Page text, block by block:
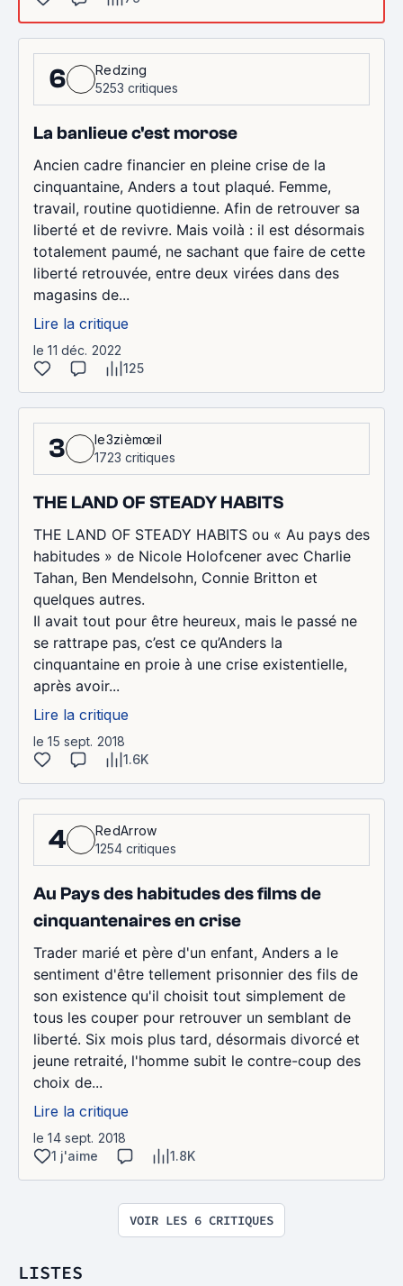
6
Redzing
5253 critiques
La banlieue c'est morose
Ancien cadre financier en pleine crise de la
cinquantaine, Anders a tout plaqué. Femme,
travail, routine quotidienne. Afin de retrouver sa
liberté et de revivre. Mais voilà : il est désormais
totalement paumé, ne sachant que faire de cette
liberté retrouvée, entre deux virées dans des
magasins de...
Lire la critique
le 11 déc. 2022
125
3
le3zièmœil
1723 critiques
THE LAND OF STEADY HABITS
THE LAND OF STEADY HABITS ou « Au pays des
habitudes » de Nicole Holofcener avec Charlie
Tahan, Ben Mendelsohn, Connie Britton et
quelques autres.
Il avait tout pour être heureux, mais le passé ne
se rattrape pas, c’est ce qu’Anders la
cinquantaine en proie à une crise existentielle,
après avoir...
Lire la critique
le 15 sept. 2018
1.6K
4
RedArrow
1254 critiques
Au Pays des habitudes des films de
cinquantenaires en crise
Trader marié et père d'un enfant, Anders a le
sentiment d'être tellement prisonnier des fils de
son existence qu'il choisit tout simplement de
tous les couper pour retrouver un semblant de
liberté. Six mois plus tard, désormais divorcé et
jeune retraité, l'homme subit le contre-coup des
choix de...
Lire la critique
le 14 sept. 2018
1 j'aime
1.8K
VOIR LES 6 CRITIQUES
LISTES